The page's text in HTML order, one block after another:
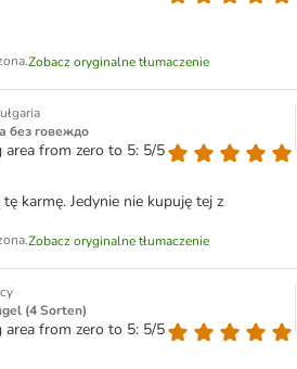
Zobacz oryginalne tłumaczenie
без говеждо
from zero to 5: 5/5
karmę. Jedynie nie kupuję tej z
Zobacz oryginalne tłumaczenie
(4 Sorten)
from zero to 5: 5/5